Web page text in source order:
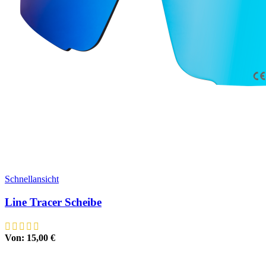
Schnellansicht
Line Tracer Scheibe
Von: 15,00 €